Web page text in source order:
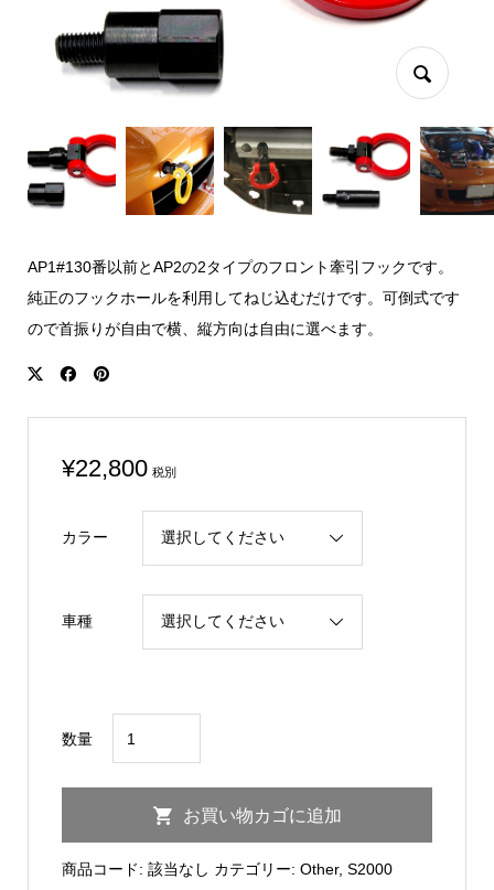
AP1#130番以前とAP2の2タイプのフロント牽引フックです。
純正のフックホールを利用してねじ込むだけです。可倒式です
ので首振りが自由で横、縦方向は自由に選べます。
¥22,800 税別
カラー
車種
数量
Front
Towing
お買い物カゴに追加
商品コード: 該当なし カテゴリー: Other, S2000